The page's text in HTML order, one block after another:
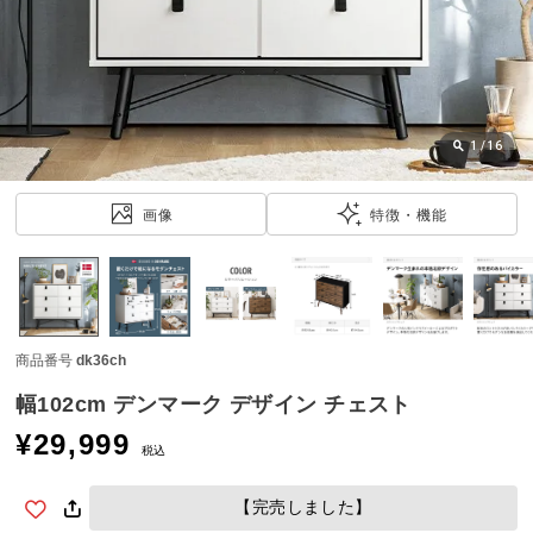
チ
ェ
し
た
ア
ム
特
集
一
覧
1 /16
画像 特徴・機能
商品番号 dk36ch
幅102cm デンマーク デザイン チェスト
¥29,999 税込
【完売しました】